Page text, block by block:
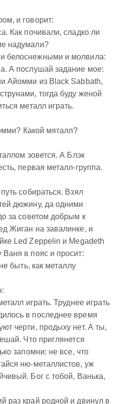
и говорит:
Как почивали, сладко ли
надумали?
белоснежными и молвила:
А послушай задание мое:
Айомми из Black Sabbath,
тогда буду женой
металл играть.
Какой мяталл?
зовется. А Блэк
первая металл-группа.
собираться. Взял
дюжину, да одними
за советом добрым к
Жиган на завалинке, и
Led Zeppelin и Megadeth
в пояс и просит:
быть, как металлу
играть. Труднее играть
в последнее время
черти, продыху нет. А ты,
Что приглянется
запомни: не все, что
ню-металлистов, уж
Бог с тобой, Ванька,
раз край родной и двинул в